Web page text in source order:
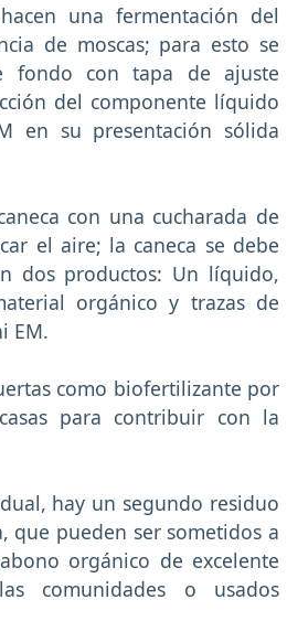
una fermentación del
de moscas; para esto se
fondo con tapa de ajuste
del componente líquido
en su presentación sólida
con una cucharada de
el aire; la caneca se debe
dos productos: Un líquido,
orgánico y trazas de
EM.
como biofertilizante por
para contribuir con la
hay un segundo residuo
que pueden ser sometidos a
orgánico de excelente
comunidades o usados